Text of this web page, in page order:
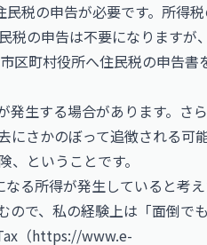
税の申告が必要です。所得
税の申告は不要になりますが
区町村役所へ住民税の申告書
発生する場合があります。さら
にさかのぼって追徴される可
ということです。
る所得が発生していると考
ので、私の経験上は「面倒で
（https://www.e-